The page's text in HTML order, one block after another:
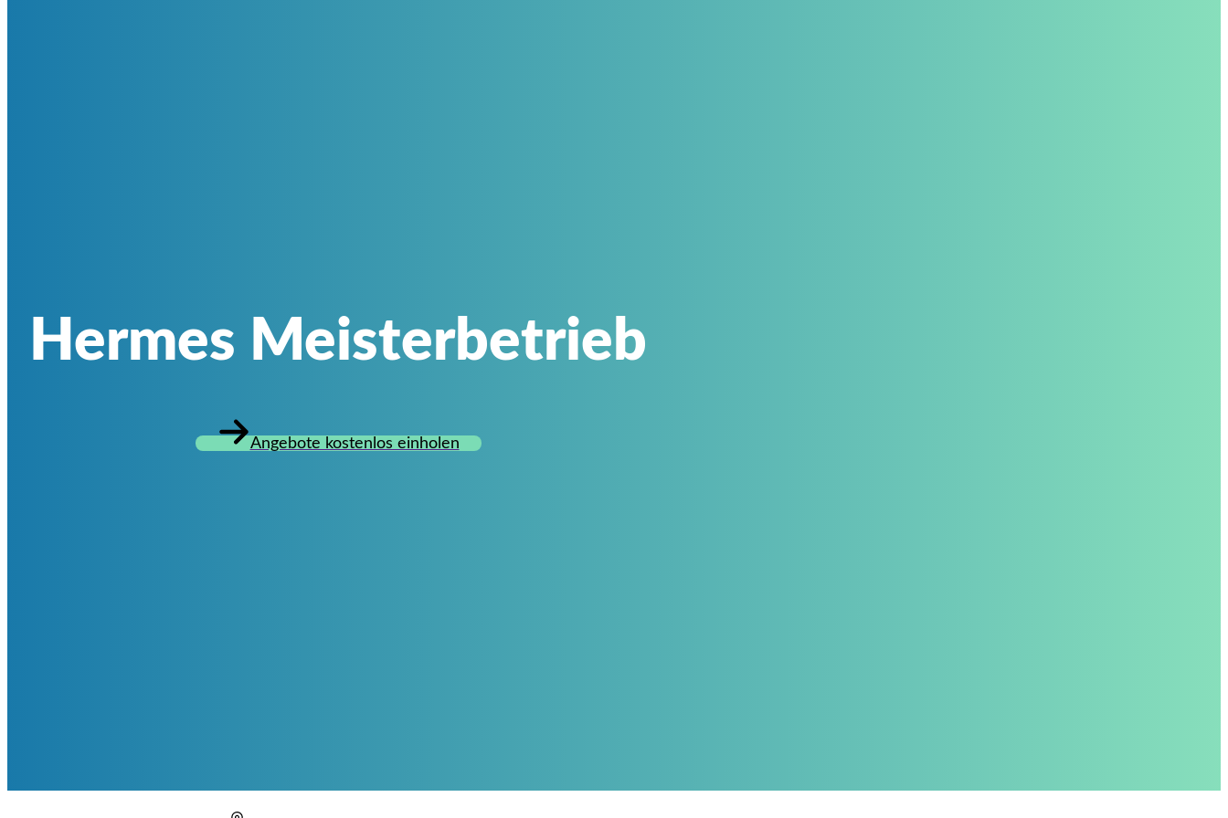
Hermes Meisterbetrieb
Angebote kostenlos einholen